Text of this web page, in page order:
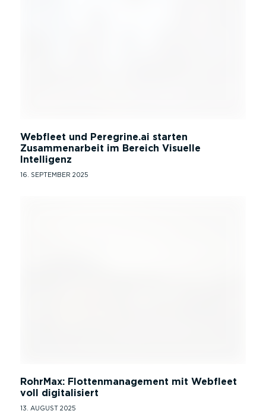
Webfleet und Peregrine.ai starten
Zusammenarbeit im Bereich Visuelle
Intelligenz
16. SEPTEMBER 2025
RohrMax: Flottenmanagement mit Webfleet
voll digitalisiert
13. AUGUST 2025